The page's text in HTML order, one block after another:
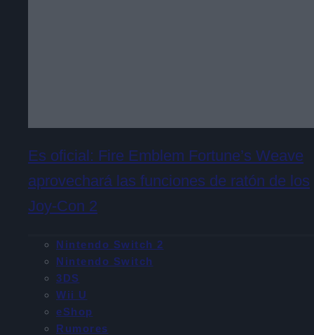
Es oficial: Fire Emblem Fortune’s Weave
aprovechará las funciones de ratón de los
Joy-Con 2
Nintendo Switch 2
Nintendo Switch
3DS
Wii U
eShop
Rumores